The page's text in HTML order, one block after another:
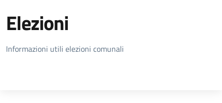
Elezioni
Dettagli della notizia
Informazioni utili elezioni comunali